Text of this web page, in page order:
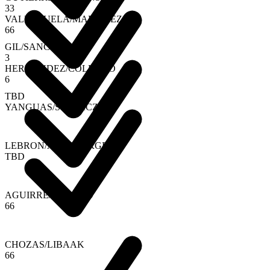
33
VALENZUELA/MARTINEZ
66
GIL/SANCHEZ
3
HERNANDEZ/COLLADO
6
TBD
YANGUAS/STUPACZUK
LEBRON/AUGSBURGER
TBD
AGUIRRE/
ARROYO
66
CHOZAS/LIBAAK
66